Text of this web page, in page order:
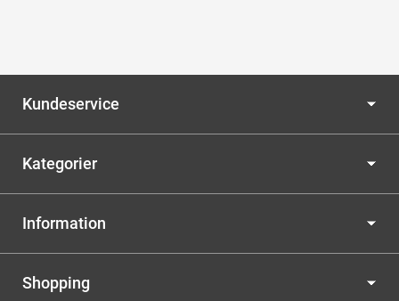
Kundeservice
Kategorier
Information
Shopping